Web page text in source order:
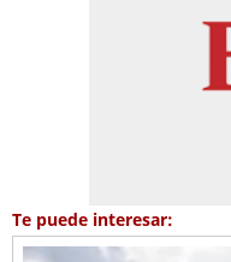
Te puede interesar: